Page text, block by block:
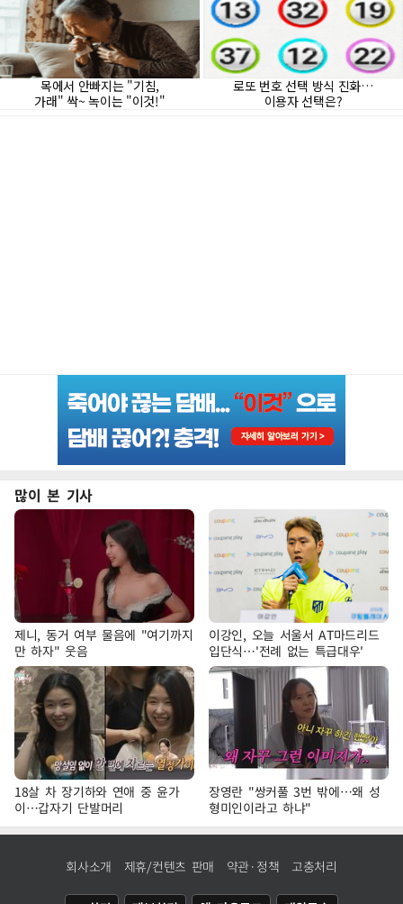
많이 본 기사
제니, 동거 여부 물음에 "여기까지
만 하자" 웃음
이강인, 오늘 서울서 AT마드리드
입단식…'전례 없는 특급대우'
18살 차 장기하와 연애 중 윤가
이…갑자기 단발머리
장영란 "쌍커풀 3번 밖에…왜 성
형미인이라고 하냐"
회사소개 제휴/컨텐츠 판매 약관·정책 고충처리